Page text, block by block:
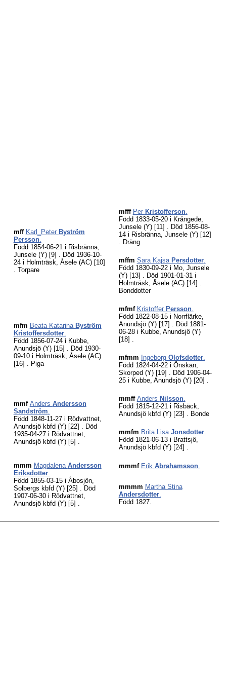
mff Karl_Peter Byström
Persson.
Född 1854-06-21 i Risbränna,
Junsele (Y) [9] . Död 1936-10-
24 i Holmträsk, Åsele (AC) [10]
. Torpare
mfff Per Kristofferson.
Född 1833-05-20 i Krångede,
Junsele (Y) [11] . Död 1856-08-
14 i Risbränna, Junsele (Y) [12]
. Dräng
mffm Sara Kajsa Persdotter.
Född 1830-09-22 i Mo, Junsele
(Y) [13] . Död 1901-01-31 i
Holmträsk, Åsele (AC) [14] .
Bonddotter
mfm Beata Katarina Byström
Kristoffersdotter.
Född 1856-07-24 i Kubbe,
Anundsjö (Y) [15] . Död 1930-
09-10 i Holmträsk, Åsele (AC)
[16] . Piga
mfmf Kristoffer Persson.
Född 1822-08-15 i Norrflärke,
Anundsjö (Y) [17] . Död 1881-
06-28 i Kubbe, Anundsjö (Y)
[18] .
mfmm Ingeborg Olofsdotter.
Född 1824-04-22 i Önskan,
Skorped (Y) [19] . Död 1906-04-
25 i Kubbe, Anundsjö (Y) [20] .
mmf Anders Andersson
Sandström.
Född 1848-11-27 i Rödvattnet,
Anundsjö kbfd (Y) [22] . Död
1935-04-27 i Rödvattnet,
Anundsjö kbfd (Y) [5] .
mmff Anders Nilsson.
Född 1815-12-21 i Risbäck,
Anundsjö kbfd (Y) [23] . Bonde
mmfm Brita Lisa Jonsdotter.
Född 1821-06-13 i Brattsjö,
Anundsjö kbfd (Y) [24] .
mmm Magdalena Andersson
Eriksdotter.
Född 1855-03-15 i Åbosjön,
Solbergs kbfd (Y) [25] . Död
1907-06-30 i Rödvattnet,
Anundsjö kbfd (Y) [5] .
mmmf Erik Abrahamsson.
mmmm Martha Stina
Andersdotter.
Född 1827.